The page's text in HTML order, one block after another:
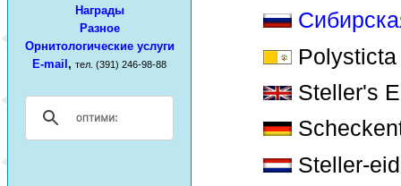
Награды
Разное
Орнитологические услуги
E-mail , тел. (391) 246-98-88
Steller's
Steller-